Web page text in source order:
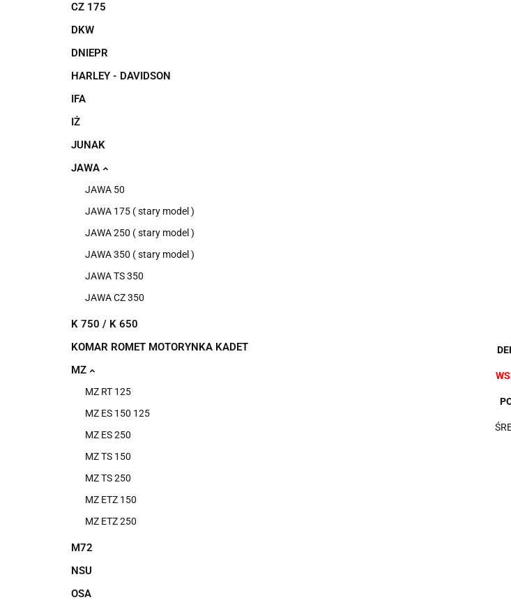
CZ 175
DKW
DNIEPR
HARLEY - DAVIDSON
IFA
IŻ
JUNAK
JAWA
JAWA 50
JAWA 175 ( stary model )
JAWA 250 ( stary model )
JAWA 350 ( stary model )
JAWA TS 350
JAWA CZ 350
K 750 / K 650
KOMAR ROMET MOTORYNKA KADET
MZ
MZ RT 125
MZ ES 150 125
MZ ES 250
MZ TS 150
MZ TS 250
MZ ETZ 150
MZ ETZ 250
M72
NSU
OSA